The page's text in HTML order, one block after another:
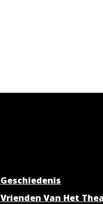
Geschiedenis
Vrienden Van Het